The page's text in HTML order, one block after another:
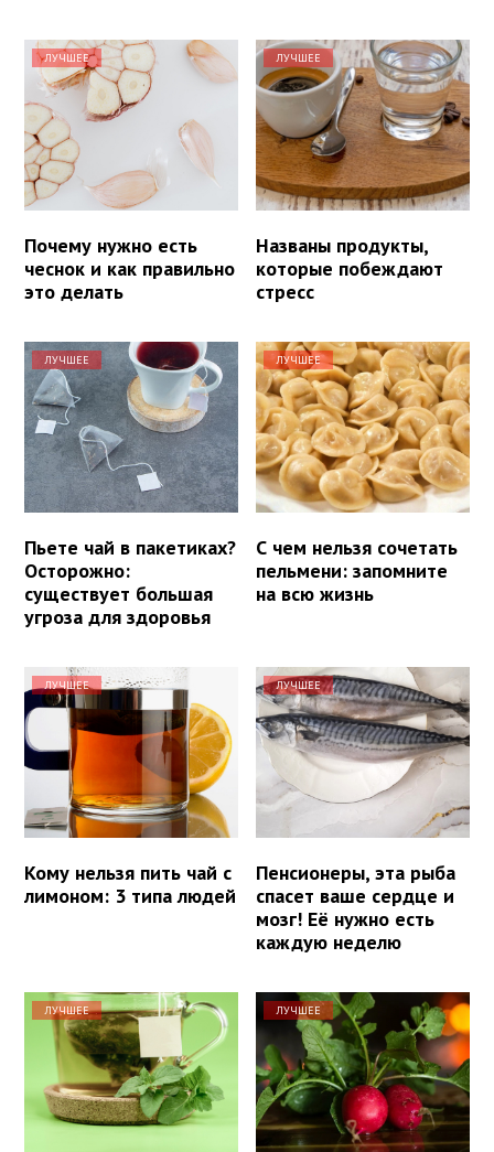
ЛУЧШЕЕ
Почему нужно есть
чеснок и как правильно
это делать
ЛУЧШЕЕ
Названы продукты,
которые побеждают
стресс
ЛУЧШЕЕ
Пьете чай в пакетиках?
Осторожно:
существует большая
угроза для здоровья
ЛУЧШЕЕ
С чем нельзя сочетать
пельмени: запомните
на всю жизнь
ЛУЧШЕЕ
Кому нельзя пить чай с
лимоном: 3 типа людей
ЛУЧШЕЕ
Пенсионеры, эта рыба
спасет ваше сердце и
мозг! Её нужно есть
каждую неделю
ЛУЧШЕЕ ЛУЧШЕЕ